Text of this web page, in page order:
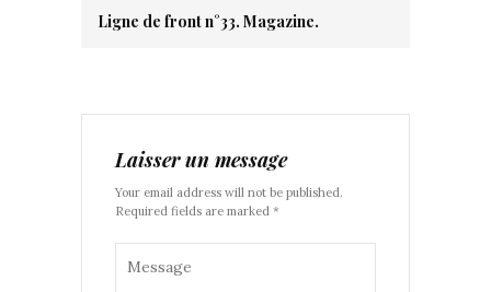
Ligne de front n°33. Magazine.
Laisser un message
Your email address will not be published.
Required fields are marked *